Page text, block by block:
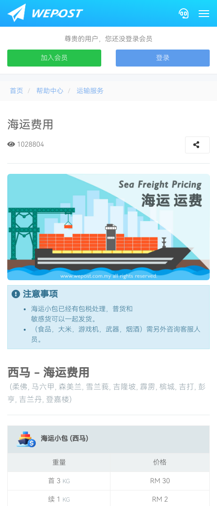
尊贵的用户，您还没登录会员
加入会员 登录
首页 帮助中心 运输服务
海运费用
1028804
注意事项
海运小包已经有包税处理，普货和
敏感货可以一起发货。
（食品，大米，游戏机，武器，烟酒）需另外咨询客服人
员。
西马 - 海运费用
(柔佛, 马六甲, 森美兰, 雪兰莪, 吉隆坡, 霹雳, 槟城, 吉打, 彭
亨, 吉兰丹, 登嘉楼)
海运小包 (西马)
重量 价格
首 3 KG RM 30
续 1 KG RM 2